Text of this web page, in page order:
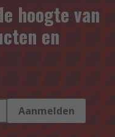
hoogte van
en
Aanmelden